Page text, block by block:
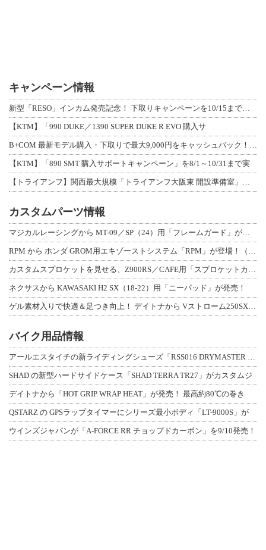
キャンペーン情報
新型「RESO」インカム発売記念！ 下取りキャンペーンを10/15まで延長して開
【KTM】「990 DUKE／1390 SUPER DUKE R EVO 購入サ
B+COM 最新モデル購入・下取りで最大9,000円をキャッシュバック！「B+F
【KTM】「890 SMT 購入サポートキャンペーン」を8/1～10/31まで実
【トライアンフ】関西最大規模「トライアンフ大阪東 開設準備室」がオープン！ 限定
カスタムパーツ情報
マジカルレーシングから MT-09／SP（24）用「フレームガード」が登場！
RPM から ホンダ GROM用エキゾーストシステム「RPM」が登場！（動画あり
カスタムスプロケットを見せる、Z900RS／CAFE用「スプロケットカバーフルキ
ネクサスから KAWASAKI H2 SX（18-22）用「ニーパッド」が発売！
ゲル素材入りで快適＆足つき向上！ デイトナから Vストローム250SX用「快適ロ
バイク用品情報
アールエスタイチの新ライディングシューズ「RSS016 DRYMASTER スト
SHAD の新型ハードサイドケース「SHAD TERRA TR27」がカスタムジ
デイトナから「HOT GRIP WRAP HEAT」が発売！ 最高約80℃の巻き
QSTARZ の GPSラップタイマーにシリーズ最小ボディ「LT-9000S」が
ウインズジャパンが「A-FORCE RR チョップドカーボン」を9/10発売！